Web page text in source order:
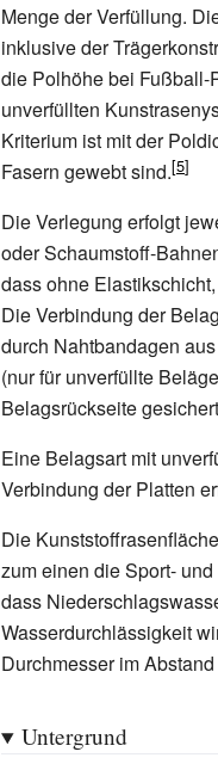
Menge der Verfüllung.
inklusive der
die Polhöhe bei Fußball-
unverfüllten
Kriterium ist mit der
Fasern gewebt sind.
Die Verlegung erfolgt
oder Schaumstoff-
dass ohne
Die Verbindung der
durch Nahtbandagen aus
(nur für unverfüllte
Belagsrückseite
Eine Belagsart mit
Verbindung der Platten
Die
zum einen die Sport-
dass
Wasserdurchlässigkeit
Durchmesser im
Untergrund